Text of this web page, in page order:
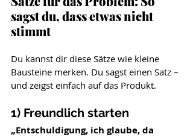
sagst du, dass etwas nicht
stimmt
Du kannst dir diese Sätze wie kleine
Bausteine merken. Du sagst einen Satz –
und zeigst einfach auf das Produkt.
1) Freundlich starten
„Entschuldigung, ich glaube, da